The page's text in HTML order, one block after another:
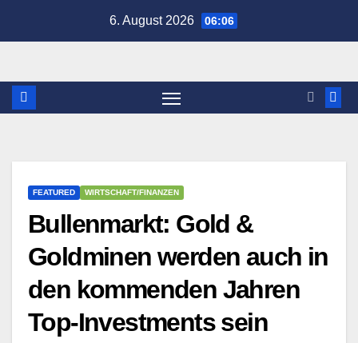
6. August 2026 06:06
FEATURED WIRTSCHAFT/FINANZEN
Bullenmarkt: Gold &
Goldminen werden auch in
den kommenden Jahren
Top-Investments sein